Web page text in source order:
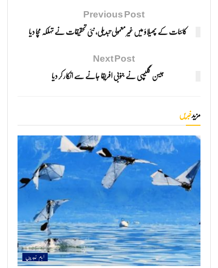
Previous Post
کائنات کے پھیلاؤ میں غیر معمولی تبدیلی، نئی تحقیقات نے تہلکہ مچا دیا
Next Post
جیسن گلیسپی نے جنوبی افریقا جانے سے انکار کر دیا
مزیدخبریں
اہم خبریں